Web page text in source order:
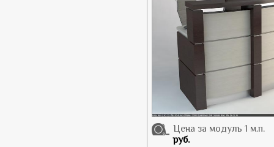
Цена за модуль 1 м.п.
руб.